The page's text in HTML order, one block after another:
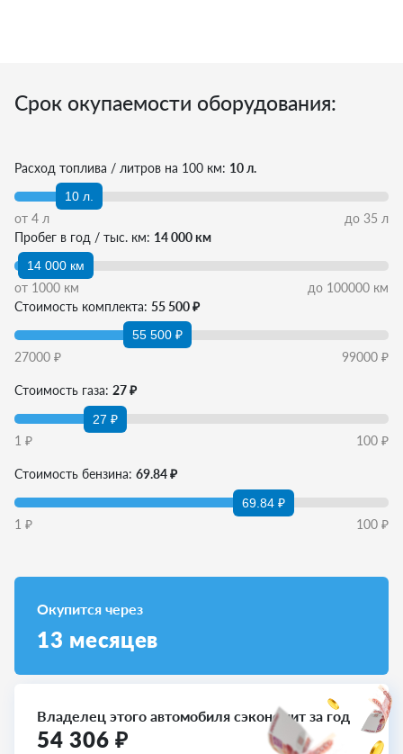
Срок окупаемости оборудования:
Расход топлива / литров на 100 км: 10 л.
10 л.
от 4 л до 35 л
Пробег в год / тыс. км: 14 000 км
14 000 км
от 1000 км до 100000 км
Стоимость комплекта: 55 500 ₽
55 500 ₽
27000 ₽ 99000 ₽
Стоимость газа: 27 ₽
27 ₽
1 ₽ 100 ₽
Стоимость бензина: 69.84 ₽
69.84 ₽
1 ₽ 100 ₽
Окупится через
13 месяцев
Владелец этого автомобиля сэкономит за год
54 306 ₽